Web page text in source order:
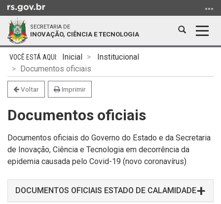
para
conteúdo
menu
para
busca
SECRETARIA DE
INOVAÇÃO, CIÊNCIA E TECNOLOGIA
Abrir
Início
conteúdo
Inicial
Institucional
Documentos oficiais
Voltar Imprimir
Documentos oficiais
Documentos oficiais do Governo do Estado e da Secretaria
de Inovação, Ciência e Tecnologia em decorrência da
epidemia causada pelo Covid-19 (novo coronavírus)
DOCUMENTOS OFICIAIS ESTADO DE CALAMIDADE